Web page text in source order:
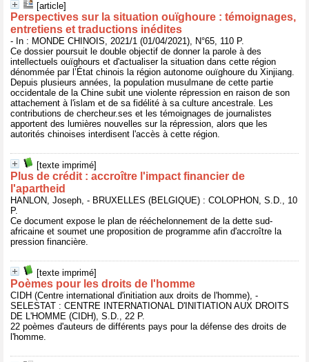
[article]
Perspectives sur la situation ouïghoure : témoignages,
entretiens et traductions inédites
- In : MONDE CHINOIS, 2021/1 (01/04/2021), N°65, 110 P.
Ce dossier poursuit le double objectif de donner la parole à des
intellectuels ouïghours et d'actualiser la situation dans cette région
dénommée par l’État chinois la région autonome ouïghoure du Xinjiang.
Depuis plusieurs années, la population musulmane de cette partie
occidentale de la Chine subit une violente répression en raison de son
attachement à l'islam et de sa fidélité à sa culture ancestrale. Les
contributions de chercheur.ses et les témoignages de journalistes
apportent des lumières nouvelles sur la répression, alors que les
autorités chinoises interdisent l'accès à cette région.
[texte imprimé]
Plus de crédit : accroître l'impact financier de
l'apartheid
HANLON, Joseph, - BRUXELLES (BELGIQUE) : COLOPHON, S.D., 10
P.
Ce document expose le plan de rééchelonnement de la dette sud-
africaine et soumet une proposition de programme afin d'accroître la
pression financière.
[texte imprimé]
Poèmes pour les droits de l'homme
CIDH (Centre international d'initiation aux droits de l'homme), -
SELESTAT : CENTRE INTERNATIONAL D'INITIATION AUX DROITS
DE L'HOMME (CIDH), S.D., 22 P.
22 poèmes d'auteurs de différents pays pour la défense des droits de
l'homme.